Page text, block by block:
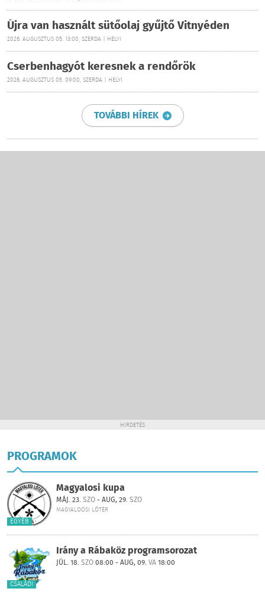
Újra van használt sütőolaj gyűjtő Vitnyéden
2026. AUGUSZTUS 05. 13:00, SZERDA | HELYI
Cserbenhagyót keresnek a rendőrök
2026. AUGUSZTUS 05. 09:00, SZERDA | HELYI
TOVÁBBI HÍREK
HIRDETÉS
PROGRAMOK
Magyalosi kupa
MÁJ. 23. SZO- AUG, 29. SZO
MAGYALOOSI LŐTÉR
EGYÉB
Irány a Rábaköz programsorozat
JÚL. 18. SZO08:00 - AUG, 09. VA18:00
CSALÁDI